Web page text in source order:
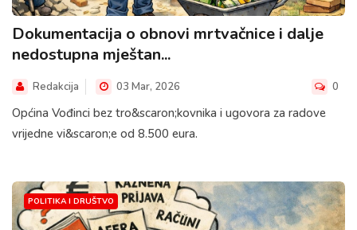
Dokumentacija o obnovi mrtvačnice i dalje
nedostupna mještan...
Redakcija 03 Mar, 2026 0
Općina Vođinci bez tro&scaron;kovnika i ugovora za radove
vrijedne vi&scaron;e od 8.500 eura.
POLITIKA I DRUŠTVO